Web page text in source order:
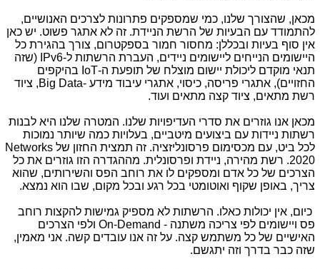
מכאן, שהצורך שלנו, כמי שמספקים פתרונות לצרכים האנושיים,
להתמודד עם הבעיות של הרשת הניידת. זה לא אתגר פשוט. יש כאן
אין סוף בעיות ובכללן: מחסור חמור בספקטרום, צורך בהגירת כל
היישומים הנייחים ליישומים ניידים, העברת הרשתות ל-IPv6 (שזה
תנאי מוקדם ליכולת יישום מוצלח של תופעת ה-IoT בהיקפים
החזויים), אתגרי פריסה, כיסוי, אתגרי עיבוד מידע -Big Data, ציוד
רשת מתאים, ציוד קצה מתאים ועוד.
מכאן אנו גוזרים את סדרי העדיפויות שלנו. המטרה שלנו היא לבנות
רשתות ניידות עם ביצועים מיטביים, בעלויות כמה שיותר נמוכות
לכל ביט, עם מכסימום פרסונליזציה. זה תמצית החזון של Networks
2020. רשת מהירה, ניידת ופרסונלית. מההגדרה הזו גוזרים את כל
הצרכים של כל אדם ומספקים לו את רוחב הפס והשירותים, שהוא
צריך, באופן שקוף ואוטומטי בכל רגע ובכל מקום, שבו הוא נמצא.
כיום, אין יכולות כאלו. הרשתות לא מספיק גמישות להקצות רוחב
פס ויישומים לפי צריכה משתנה - On-Demand ולפי הצרכים
האישיים של כל משתמש קצה. על זה אנו עובדים קשה. אני מאמין,
שזה כבר בדרך וזה יתגשם.